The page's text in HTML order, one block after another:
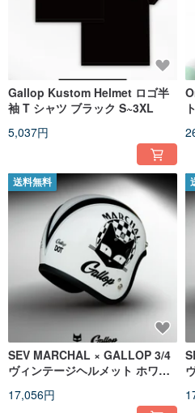
Gallop Kustom Helmet ロゴ半
袖 T シャツ ブラック S~3XL
5,037円
送料無料
SEV MARCHAL × GALLOP 3/4
ヴィンテージヘルメット ホワイ
17,056円